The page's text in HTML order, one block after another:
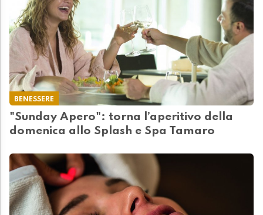
BENESSERE
"Sunday Apero": torna l’aperitivo della
domenica allo Splash e Spa Tamaro